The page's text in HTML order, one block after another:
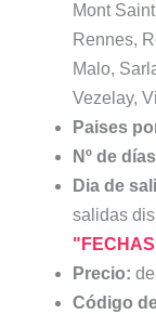
Mont
Rennes,
Malo,
Vezelay,
Paises
Nº de
Dia de
salidas
Precio:
Código